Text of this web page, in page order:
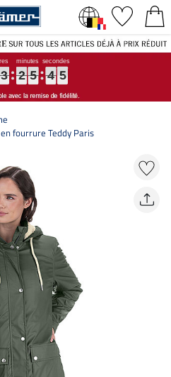
3
3
3
3 2
2
2
2 5
5
5
5 4
4
4
4 4
4
4
4
fourrure Teddy Paris